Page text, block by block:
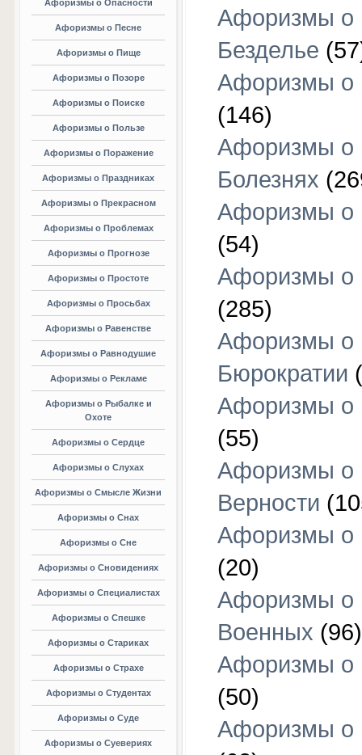
Афоризмы о Опасности
Афоризмы о Песне
Афоризмы о Пище
Афоризмы о Позоре
Афоризмы о Поиске
Афоризмы о Пользе
Афоризмы о Поражение
Афоризмы о Праздниках
Афоризмы о Прекрасном
Афоризмы о Проблемах
Афоризмы о Прогнозе
Афоризмы о Простоте
Афоризмы о Просьбах
Афоризмы о Равенстве
Афоризмы о Равнодушие
Афоризмы о Рекламе
Афоризмы о Рыбалке и
Охоте
Афоризмы о Сердце
Афоризмы о Слухах
Афоризмы о Смысле Жизни
Афоризмы о Снах
Афоризмы о Сне
Афоризмы о Сновидениях
Афоризмы о Специалистах
Афоризмы о Спешке
Афоризмы о Стариках
Афоризмы о Страхе
Афоризмы о Студентах
Афоризмы о Суде
Афоризмы о Суевериях
Афоризмы о
Безделье
Афоризмы о
(146)
Афоризмы о
Болезнях
Афоризмы о
(54)
Афоризмы о
(285)
Афоризмы о
Бюрократии
Афоризмы о
(55)
Афоризмы о
Верности
Афоризмы о
(20)
Афоризмы о
Военных (96)
Афоризмы о
(50)
Афоризмы о